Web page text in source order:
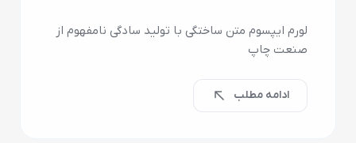
لورم ایپسوم متن ساختگی با تولید سادگی نامفهوم از
صنعت چاپ
ادامه مطلب